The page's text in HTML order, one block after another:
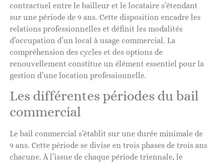
contractuel entre le bailleur et le locataire s’étendant
sur une période de 9 ans. Cette disposition encadre les
relations professionnelles et définit les modalités
d’occupation d’un local à usage commercial. La
compréhension des cycles et des options de
renouvellement constitue un élément essentiel pour la
gestion d’une location professionnelle.
Les différentes périodes du bail
commercial
Le bail commercial s’établit sur une durée minimale de
9 ans. Cette période se divise en trois phases de trois ans
chacune. À l’issue de chaque période triennale, le